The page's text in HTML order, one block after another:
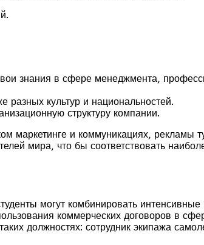
знания в сфере менеджмента,
разных культур и национальностей.
структуру компании.
маркетинге и коммуникациях, рекламы
мира, что бы соответствовать
могут комбинировать
коммерческих договоров в
должностях: сотрудник экипажа